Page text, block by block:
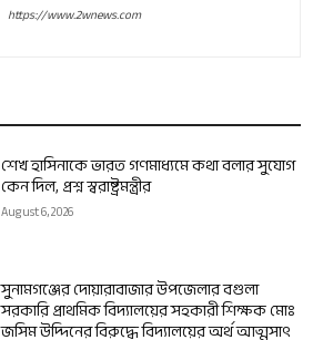
https://www.2wnews.com
শেখ হাসিনাকে ভারত গণমাধ্যমে কথা বলার সুযোগ
কেন দিল, প্রশ্ন স্বরাষ্ট্রমন্ত্রীর
August 6, 2026
সুনামগঞ্জের দোয়ারাবাজার উপজেলার বগুলা
সরকারি প্রাথমিক বিদ্যালয়ের সহকারী শিক্ষক মোঃ
জসিম উদ্দিনের বিরুদ্ধে বিদ্যালয়ের অর্থ আত্মসাৎ